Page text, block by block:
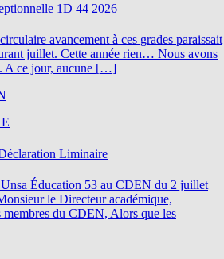
1D 44 2026
avancement à ces grades paraissait
juillet. Cette année rien… Nous avons
A ce jour, aucune […]
Liminaire
Éducation 53 au CDEN du 2 juillet
le Directeur académique,
membres du CDEN, Alors que les